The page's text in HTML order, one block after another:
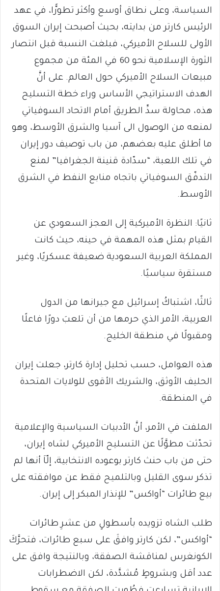
السياسة، وعلى نطاق أوسع وأكثر تطورًّا، في عهد
الرئيس كارتر من بدايته، بحيث أصبحت إيران السوق
الأولى للسلاح الأميركي، فبلغت النسبة قبل انتصار
الثورة الإسلامية نحو 60 في المئة من مجموع
مبيعات السلاح الأميركي حول العالم. على أنَّ
الهدف الاستراتيجي الأساس وراء خطة التسليح
هذه، محاولة سدِّ الطريق أمام الاتحاد السوفياتي
لمنعه من الوصول الى آسيا والشرق الأوسط، وهو
ما أطلق عليه بعضهم، من باب توصيف دور إيران
في تلك اللعبة، “سدّادة قنينة الجغرافيا” لمنع
التدفّق السوفياتي باتجاه منابع النفط في الشرق
الأوسط.
ثانيًا: النظرة الأميركية إلى العجز السعودي عن
القيام بمثل هذه المهمة في حينه، حيث كانت
المملكة العربية السعودية ضعيفة عسكريًا، وغير
مستقرة سياسيًا.
ثالثًا، اشتباكُ إسرائيل مع جيرانها من الدول
العربية، الأمر الذي حرمها من أن تلعبَ دورًا فاعلًا
ومقبولًا في منطقة الخليج.
هذه العوامل، حسب تحليل إدارة كارتر، جعلت إيران
الحليف الأوثق، والشريك الأقوى للولايات المتحدة
في المنطقة.
الملفت في الأمر، أنَّ الأدبيات السياسية والإعلامية
تحدّثت مطوَّلًا عن التسليح الأميركي لشاه إيران،
حتى من باب حنث كارتر بوعوده الانتخابية، إلّاَ أنها لم
تذكر سوى القليل وبالتلميح فقط عن موافقته على
بيع طائرات “أواكس” للإنذار المبكر إلى إيران.
طلب الشاه تزويده بأسطولٍ من عشرِ طائرات
“أواكس”، لكن كارتر وافقَ على سبع طائرات، فتحرَّكَ
الكونغرس لمناقشة الصفقة، وبالنتيجة وافق على
عدد أقل وبشروطٍ مُشدَّدة، لكن الاضطرابات